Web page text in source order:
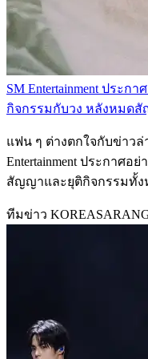
SM Entertainment ประก
กิจกรรมกับวง หลังหมด
แฟน ๆ ต่างตกใจกับข่าวล่
Entertainment ประกาศ
สัญญาและยุติกิจกรรมทั้ง
ทีมข่าว